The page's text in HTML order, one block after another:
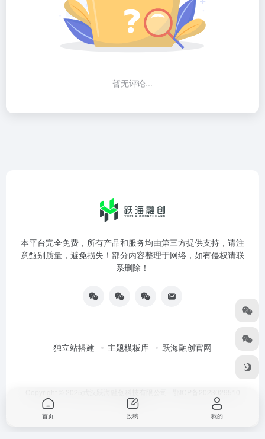
暂无评论...
本平台完全免费，所有产品和服务均由第三方提供支持，请注
意甄别质量，避免损失！部分内容整理于网络，如有侵权请联
系删除！
独立站搭建 主题模板库 跃海融创官网
号-3
首页 投稿 我的